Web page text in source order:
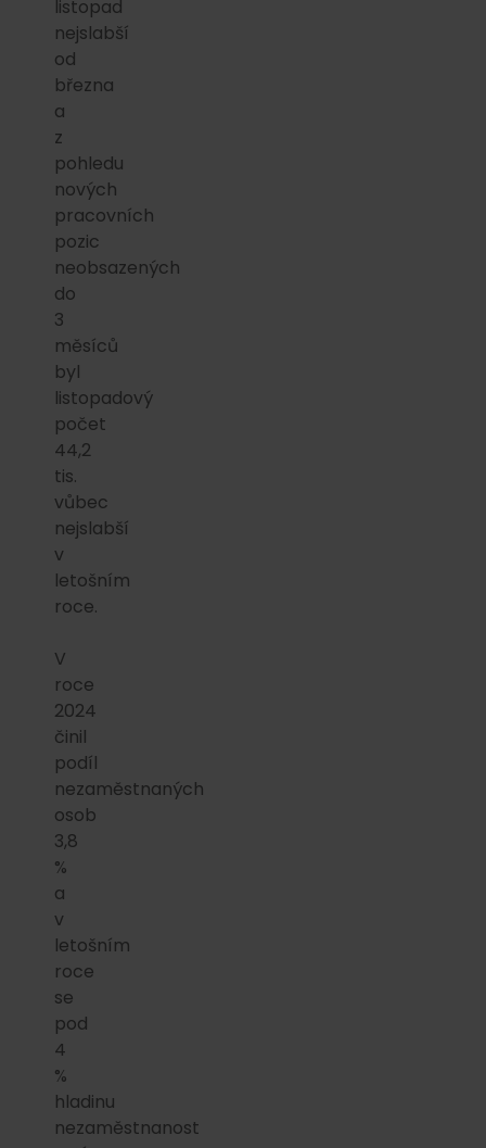
listopad
nejslabší
od
března
a
z
pohledu
nových
pracovních
pozic
neobsazených
do
3
měsíců
byl
listopadový
počet
44,2
tis.
vůbec
nejslabší
v
letošním
roce.
V
roce
2024
činil
podíl
nezaměstnaných
osob
3,8
%
a
v
letošním
roce
se
pod
4
%
hladinu
nezaměstnanost